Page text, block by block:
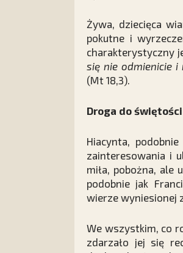
Żywa, dziecięca
pokutne i
charakterystyczny
się nie odmienicie i
(Mt 18,3).
Droga do świętości
Hiacynta,
zainteresowania i
miła, pobożna, ale
podobnie jak
wierze wyniesionej
We wszystkim, co
zdarzało jej się